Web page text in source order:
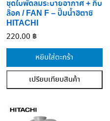
ชุดใบพัดลมระบายอากาศ + กิ๊บ
ล๊อค / FAN F – ปั๊มน้ำฮิตาชิ
HITACHI
220.00 ฿
หยิบใส่ตะกร้า
เปรียบเทียบสินค้า